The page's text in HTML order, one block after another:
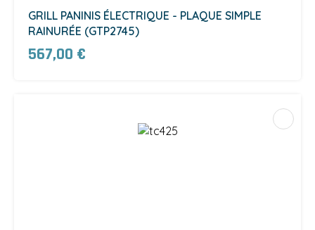
GRILL PANINIS ÉLECTRIQUE - PLAQUE SIMPLE
RAINURÉE (GTP2745)
567,00 €